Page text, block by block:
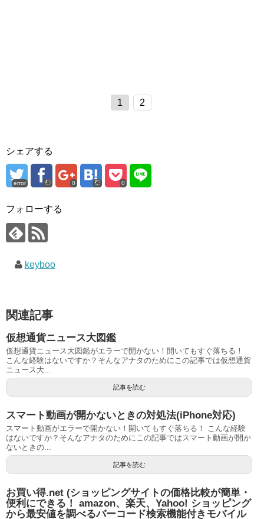
1 2
シェアする
error 0 0
フォローする
keyboo
関連記事
仮想通貨ニュース大図鑑
仮想通貨ニュース大図鑑がエラーで開かない！開いてもすぐ落ちる！
こんな経験はないですか？そんなアナタのためにこの記事では仮想通貨
ニュース大...
記事を読む
スマート動画が開かないときの対処法(iPhone対応)
スマート動画がエラーで開かない！開いてもすぐ落ちる！ こんな経験
はないですか？そんなアナタのためにこの記事ではスマート動画が開か
ないときの...
記事を読む
お買い得.net (ショッピングサイトの価格比較が簡単・
便利にできる！ amazon、楽天、Yahoo! ショッピング
から最安値を調べるバーコード検索機能付きモバイル